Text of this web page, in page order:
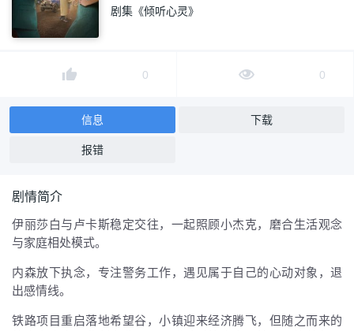
0
剧集《倾听心灵》
0 0
信息 下载
报错
剧情简介
伊丽莎白与卢卡斯稳定交往，一起照顾小杰克，磨合生活观念
与家庭相处模式。
内森放下执念，专注警务工作，遇见属于自己的心动对象，退
出感情线。
铁路项目重启落地希望谷，小镇迎来经济腾飞，但随之而来的